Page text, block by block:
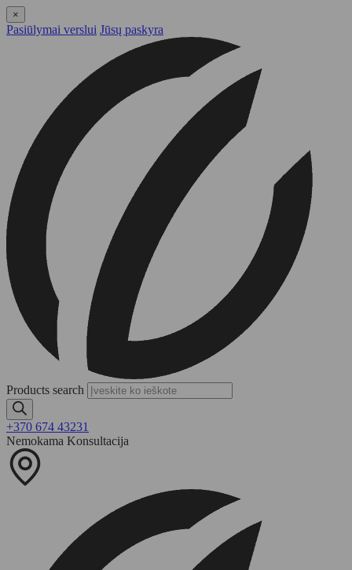
×
Pasiūlymai verslui Jūsų paskyra
Products search
+370 674 43231
Nemokama Konsultacija